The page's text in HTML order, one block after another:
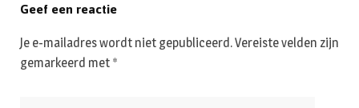
Geef een reactie
Je e-mailadres wordt niet gepubliceerd.Vereiste velden zijn
gemarkeerd met *